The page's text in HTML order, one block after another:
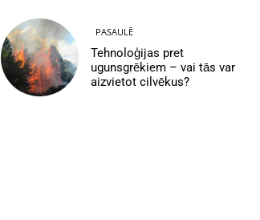
PASAULĒ
Tehnoloģijas pret
ugunsgrēkiem – vai tās var
aizvietot cilvēkus?